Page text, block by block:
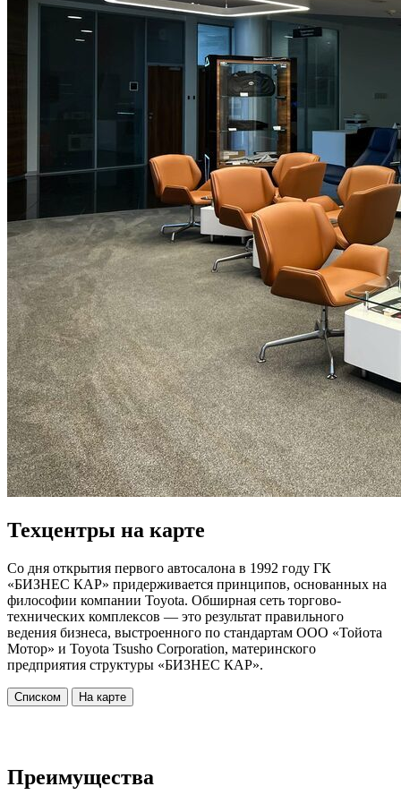
Техцентры на карте
Со дня открытия первого автосалона в 1992 году ГК
«БИЗНЕС КАР» придерживается принципов, основанных на
философии компании Toyota. Обширная сеть торгово-
технических комплексов — это результат правильного
ведения бизнеса, выстроенного по стандартам ООО «Тойота
Мотор» и Toyota Tsusho Corporation, материнского
предприятия структуры «БИЗНЕС КАР».
Списком На карте
Преимущества